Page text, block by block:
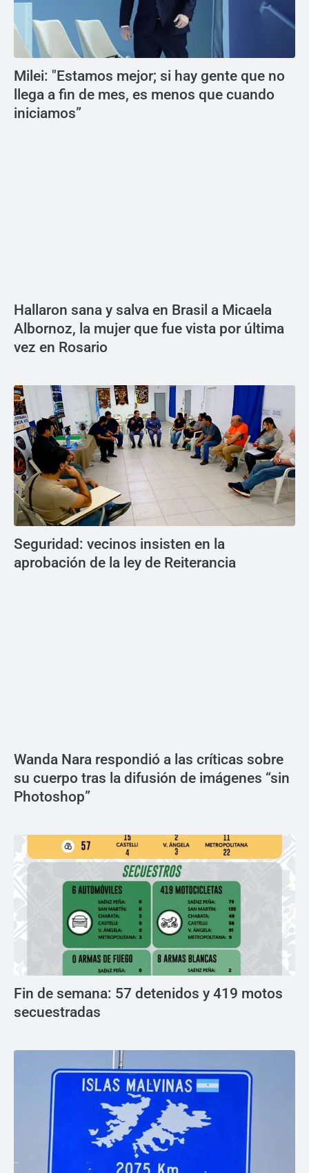
Milei: "Estamos mejor; si hay gente que no
llega a fin de mes, es menos que cuando
iniciamos”
Hallaron sana y salva en Brasil a Micaela
Albornoz, la mujer que fue vista por última
vez en Rosario
Seguridad: vecinos insisten en la
aprobación de la ley de Reiterancia
Wanda Nara respondió a las críticas sobre
su cuerpo tras la difusión de imágenes “sin
Photoshop”
Fin de semana: 57 detenidos y 419 motos
secuestradas